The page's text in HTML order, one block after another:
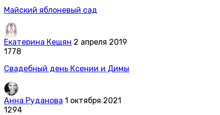
Майский яблоневый сад
Екатерина Кещян 2 апреля 2019
1778
Свадебный день Ксении и Димы
Анна Руданова 1 октября 2021
1294